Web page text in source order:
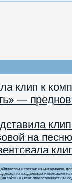
клип к
—
на
и состоит из материалов,
их владельцам и выложены на
сайта не несет ответственности за